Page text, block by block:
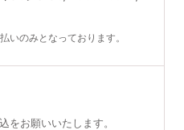
いのみとなっております。
をお願いいたします。